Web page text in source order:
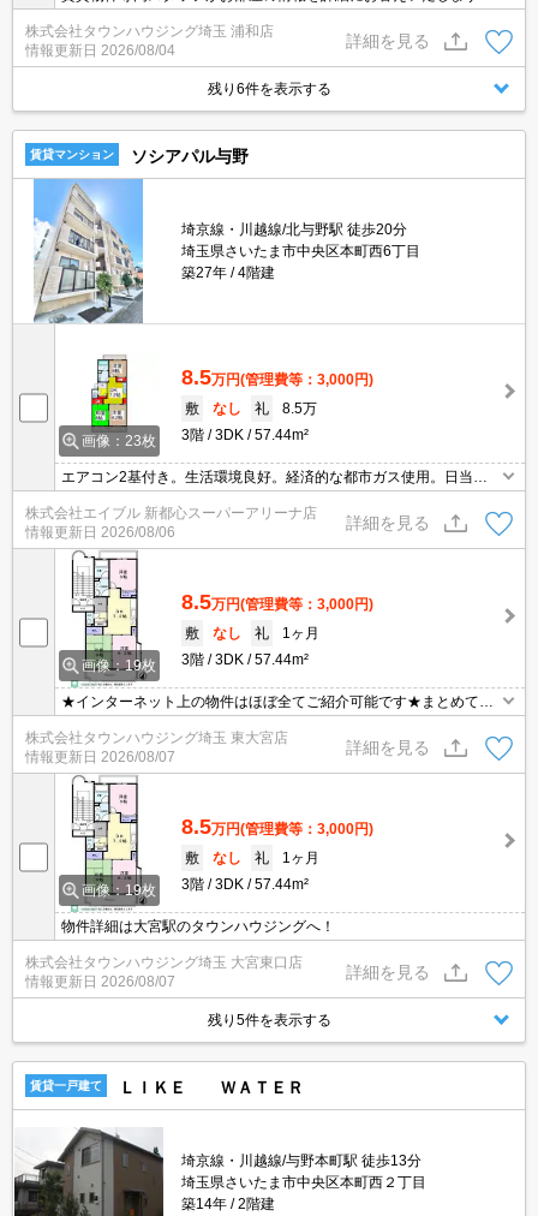
お問合わせはタウンハウジング浦和店まで♪
株式会社タウンハウジング埼玉 浦和店
情報更新日 2026/08/04
詳細を見る
残り6件を表示する
賃貸マンション ソシアパル与野
埼京線・川越線/北与野駅 徒歩20分
埼玉県さいたま市中央区本町西6丁目
築27年
4階建
画像：23枚
8.5万円(管理費等：3,000円)
敷
なし 礼
8.5万
3階
3DK 57.44m²
エアコン2基付き。生活環境良好。経済的な都市ガス使用。日当た
り良好。駐車場は敷地内。角部屋。畳表替、障子・襖の張替、室内
清掃費実費。
株式会社エイブル 新都心スーパーアリーナ店
情報更新日 2026/08/06
詳細を見る
画像：19枚
8.5万円(管理費等：3,000円)
敷
なし 礼
1ヶ月
3階
3DK 57.44m²
★インターネット上の物件はほぼ全てご紹介可能です★まとめてご
紹介致します★お部屋探しは情報量地域No１の★タウンハウジング
東大宮店まで★
株式会社タウンハウジング埼玉 東大宮店
情報更新日 2026/08/07
詳細を見る
画像：19枚
8.5万円(管理費等：3,000円)
敷
なし 礼
1ヶ月
3階
3DK 57.44m²
物件詳細は大宮駅のタウンハウジングへ！
株式会社タウンハウジング埼玉 大宮東口店
情報更新日 2026/08/07
詳細を見る
残り5件を表示する
賃貸一戸建て ＬＩＫＥ ＷＡＴＥＲ
埼京線・川越線/与野本町駅 徒歩13分
埼玉県さいたま市中央区本町西２丁目
築14年
2階建